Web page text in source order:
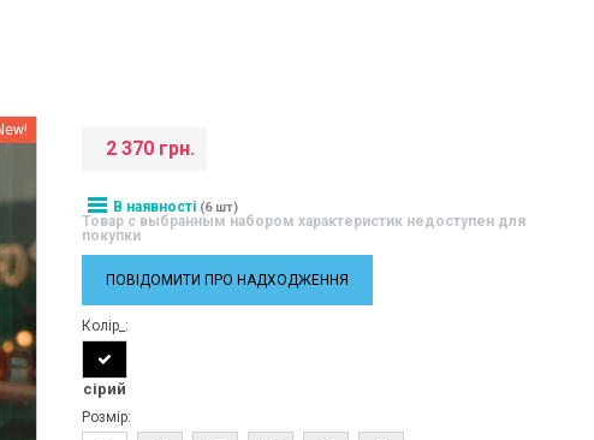
2 370 грн.
В наявності (6 шт)
Товар с выбранным набором характеристик недоступен для
покупки
ПОВІДОМИТИ ПРО НАДХОДЖЕННЯ
Колір_:
сірий
Розмір: